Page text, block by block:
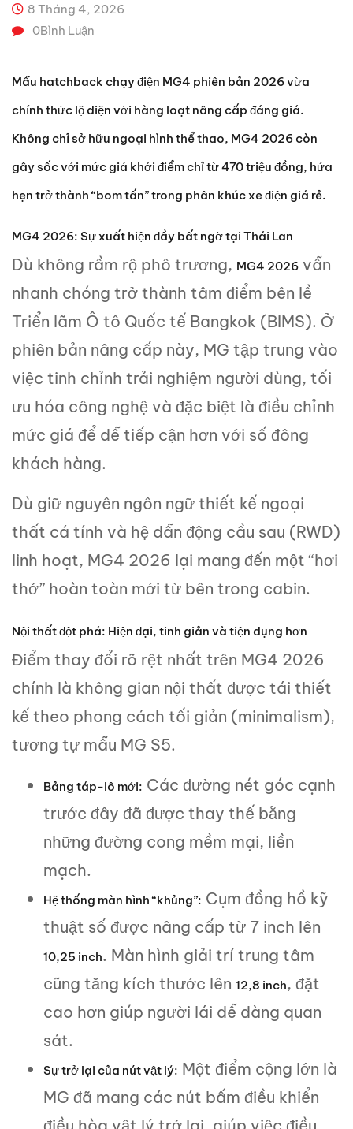
8 Tháng 4, 2026
0Bình Luận
Mẫu hatchback chạy điện MG4 phiên bản 2026 vừa
chính thức lộ diện với hàng loạt nâng cấp đáng giá.
Không chỉ sở hữu ngoại hình thể thao, MG4 2026 còn
gây sốc với mức giá khởi điểm chỉ từ 470 triệu đồng, hứa
hẹn trở thành “bom tấn” trong phân khúc xe điện giá rẻ.
MG4 2026: Sự xuất hiện đầy bất ngờ tại Thái Lan
Dù không rầm rộ phô trương, MG4 2026 vẫn
nhanh chóng trở thành tâm điểm bên lề
Triển lãm Ô tô Quốc tế Bangkok (BIMS). Ở
phiên bản nâng cấp này, MG tập trung vào
việc tinh chỉnh trải nghiệm người dùng, tối
ưu hóa công nghệ và đặc biệt là điều chỉnh
mức giá để dễ tiếp cận hơn với số đông
khách hàng.
Dù giữ nguyên ngôn ngữ thiết kế ngoại
thất cá tính và hệ dẫn động cầu sau (RWD)
linh hoạt, MG4 2026 lại mang đến một “hơi
thở” hoàn toàn mới từ bên trong cabin.
Nội thất đột phá: Hiện đại, tinh giản và tiện dụng hơn
Điểm thay đổi rõ rệt nhất trên MG4 2026
chính là không gian nội thất được tái thiết
kế theo phong cách tối giản (minimalism),
tương tự mẫu MG S5.
Bảng táp-lô mới: Các đường nét góc cạnh
trước đây đã được thay thế bằng
những đường cong mềm mại, liền
mạch.
Hệ thống màn hình “khủng”: Cụm đồng hồ kỹ
thuật số được nâng cấp từ 7 inch lên
10,25 inch. Màn hình giải trí trung tâm
cũng tăng kích thước lên 12,8 inch, đặt
cao hơn giúp người lái dễ dàng quan
sát.
Sự trở lại của nút vật lý: Một điểm cộng lớn là
MG đã mang các nút bấm điều khiển